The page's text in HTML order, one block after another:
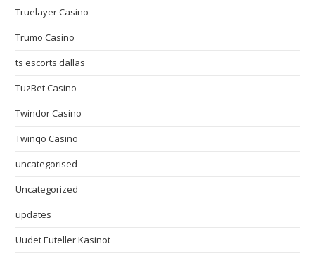
Truelayer Casino
Trumo Casino
ts escorts dallas
TuzBet Casino
Twindor Casino
Twinqo Casino
uncategorised
Uncategorized
updates
Uudet Euteller Kasinot